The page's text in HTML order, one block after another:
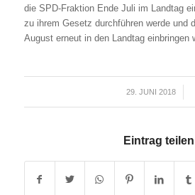
die SPD-Fraktion Ende Juli im Landtag
zu ihrem Gesetz durchführen werde und
August erneut in den Landtag einbringen
29. JUNI 2018
/
Eintrag teilen